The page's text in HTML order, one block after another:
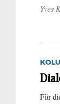
Yves
Für